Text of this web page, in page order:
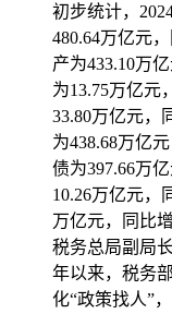
初步统计，
480.64万亿元
产为433.10万
为13.75万亿元
33.80万亿元，
为438.68万亿
债为397.66万
10.26万亿元，
万亿元，同比
税务总局副局
年以来，税务
化“政策找人”